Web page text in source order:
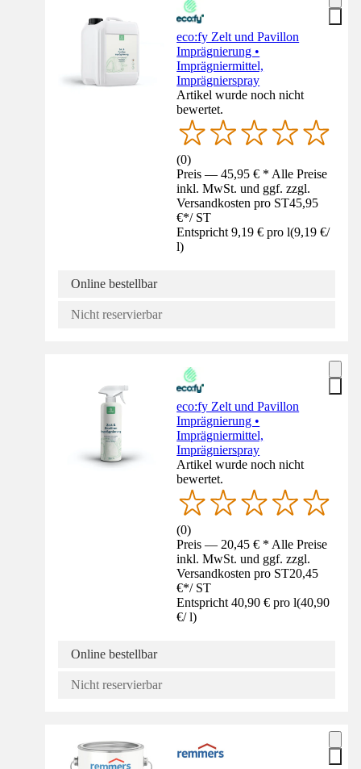
eco:fy Zelt und Pavillon
Imprägnierung •
Imprägniermittel,
Imprägnierspray
Artikel wurde noch nicht
bewertet.
(0)
Preis — 45,95 € * Alle Preise
inkl. MwSt. und ggf. zzgl.
Versandkosten pro ST45,95
€*/ ST
Entspricht 9,19 € pro l(9,19 €/
l)
Online bestellbar
Nicht reservierbar
eco:fy Zelt und Pavillon
Imprägnierung •
Imprägniermittel,
Imprägnierspray
Artikel wurde noch nicht
bewertet.
(0)
Preis — 20,45 € * Alle Preise
inkl. MwSt. und ggf. zzgl.
Versandkosten pro ST20,45
€*/ ST
Entspricht 40,90 € pro l(40,90
€/ l)
Online bestellbar
Nicht reservierbar